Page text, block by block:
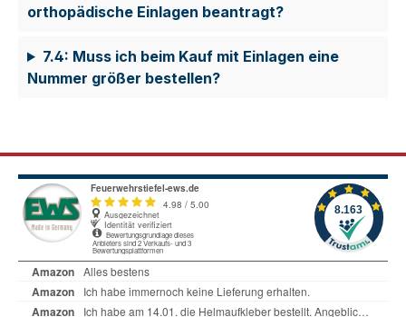
orthopädische Einlagen beantragt?
7.4: Muss ich beim Kauf mit Einlagen eine
Nummer größer bestellen?